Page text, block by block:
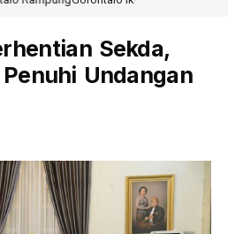
Sekda,
Undangan